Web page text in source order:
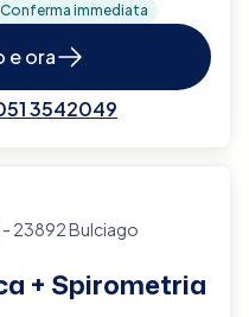
Conferma immediata
e ora
3542049
23892 Bulciago
+ Spirometria